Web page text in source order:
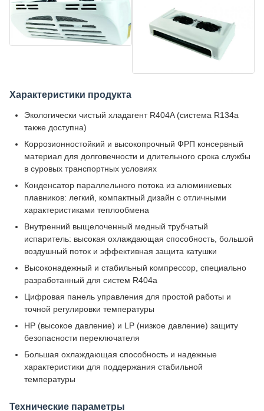
Характеристики продукта
Экологически чистый хладагент R404A (система R134a
также доступна)
Коррозионностойкий и высокопрочный ФРП консервный
материал для долговечности и длительного срока службы
в суровых транспортных условиях
Конденсатор параллельного потока из алюминиевых
плавников: легкий, компактный дизайн с отличными
характеристиками теплообмена
Внутренний выщелоченный медный трубчатый
испаритель: высокая охлаждающая способность, большой
воздушный поток и эффективная защита катушки
Высоконадежный и стабильный компрессор, специально
разработанный для систем R404a
Цифровая панель управления для простой работы и
точной регулировки температуры
HP (высокое давление) и LP (низкое давление) защиту
безопасности переключателя
Большая охлаждающая способность и надежные
характеристики для поддержания стабильной
температуры
Технические параметры